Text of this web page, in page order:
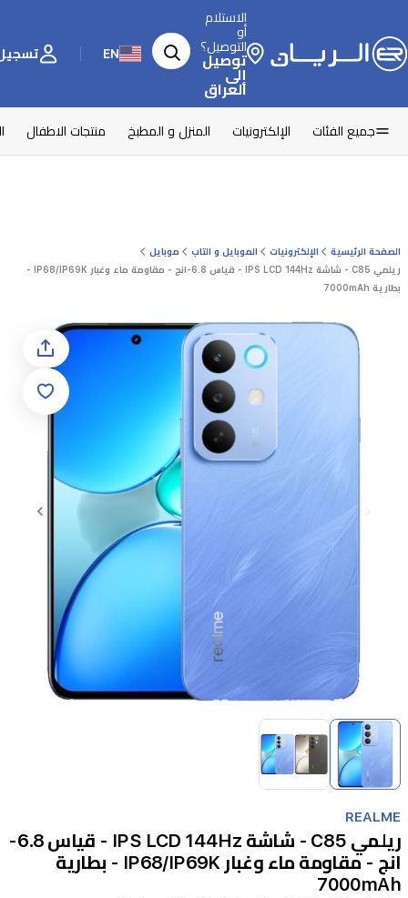
الاستلام
أو
التوصيل؟
توصيل
إلى
العراق
EN تسجيل
جميع الفئات الإلكترونيات المنزل و المطبخ منتجات الاطفال
الصفحة الرئيسية الإلكترونيات الموبايل و التاب
موبايل
ريلمي C85 - شاشة IPS LCD 144Hz - قياس 6.8-انج - مقاومة ماء وغبار IP68/IP69K -
بطارية 7000mAh
Item
of
1
2
REALME
ريلمي C85 - شاشة IPS LCD 144Hz - قياس 6.8-
انج - مقاومة ماء وغبار IP68/IP69K - بطارية
7000mAh